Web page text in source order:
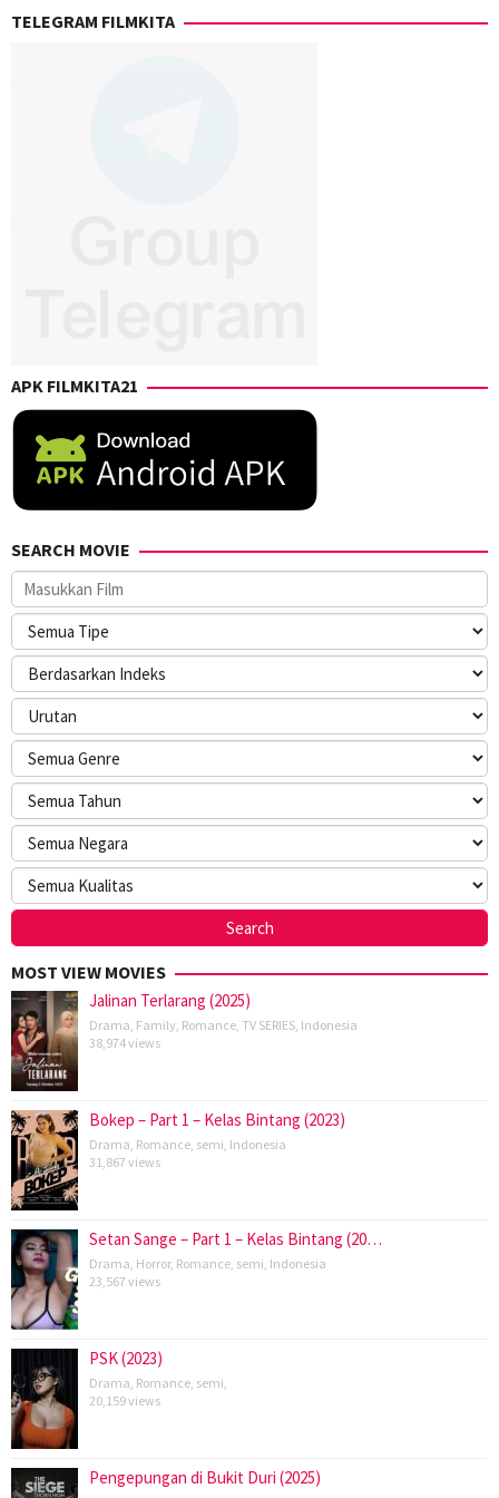
TELEGRAM FILMKITA
APK FILMKITA21
SEARCH MOVIE
MOST VIEW MOVIES
Jalinan Terlarang (2025)
Drama Family Romance TV SERIES Indonesia
38,974 views
Bokep – Part 1 – Kelas Bintang (2023)
Drama Romance semi Indonesia
31,867 views
Setan Sange – Part 1 – Kelas Bintang (20…
Drama Horror, Romance semi Indonesia
23,567 views
PSK (2023)
Drama Romance semi
20,159 views
Pengepungan di Bukit Duri (2025)